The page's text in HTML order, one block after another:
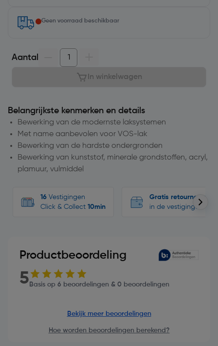
Geen voorraad beschikbaar
Aantal
In winkelwagen
Belangrijkste kenmerken en details
Bewerking van de modernste laksystemen
Met name aanbevolen voor VOS-lak
Bewerking van de hardste ondergronden
Bewerking van kunststof, minerale grondstoffen, acryl,
plamuur, vulmiddel
16 Vestigingen
Click & Collect 10min
Gratis retourneren
in de vestigingen
Productbeoordeling
5 Basis op 6 beoordelingen & 0 beoordelingen
Bekijk meer beoordelingen
Hoe worden beoordelingen berekend?